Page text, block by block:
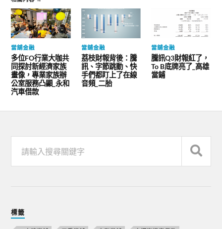
當舖金融
多位FO行業大咖共
同探討新經濟家族
畫像，專業家族辦
公室服務凸顯_永和
汽車借款
當舖金融
荔枝財報背後：騰
訊、字節跳動、快
手們都盯上了在線
音頻_二胎
當舖金融
騰訊Q3財報紅了，
To B底牌亮了_高雄
當鋪
標籤